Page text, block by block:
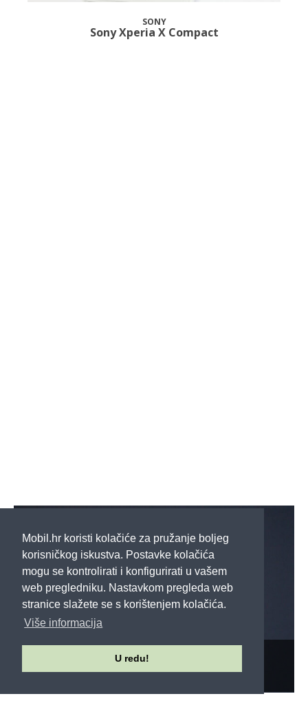
Mobil.hr koristi kolačiće za pružanje boljeg
korisničkog iskustva. Postavke kolačića
mogu se kontrolirati i konfigurirati u vašem
web pregledniku. Nastavkom pregleda web
stranice slažete se s korištenjem kolačića.
Više informacija
U redu!
SONY
Sony Xperia X Compact
HONOR Magic8 Pro TEST